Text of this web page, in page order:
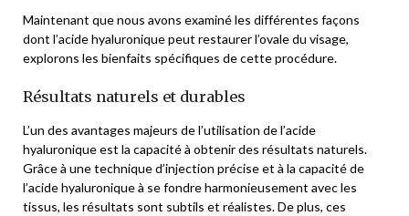
Maintenant que nous avons examiné les différentes façons
dont l’acide hyaluronique peut restaurer l’ovale du visage,
explorons les bienfaits spécifiques de cette procédure.
Résultats naturels et durables
L’un des avantages majeurs de l’utilisation de l’acide
hyaluronique est la capacité à obtenir des résultats naturels.
Grâce à une technique d’injection précise et à la capacité de
l’acide hyaluronique à se fondre harmonieusement avec les
tissus, les résultats sont subtils et réalistes. De plus, ces